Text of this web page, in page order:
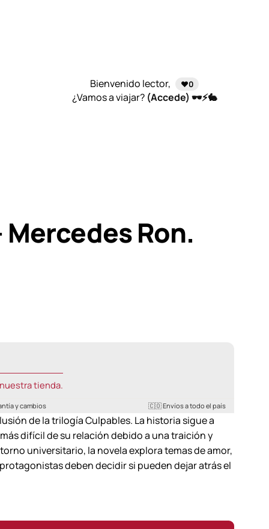
Bienvenido lector, ❤️0
¿Vamos a viajar? (Accede) 🕶️⚡🐇
Ron.
tienda.
y cambios 🇨🇴 Envíos a todo el país
de la trilogía Culpables. La historia sigue a
difícil de su relación debido a una traición y
universitario, la novela explora temas de amor,
deben decidir si pueden dejar atrás el